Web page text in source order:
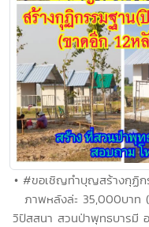
• #ขอเชิญทำบุญสร้างกุฏิก
ภาพหลังล่ะ 35,000บาท
วิปัสสนา สวนป่าพุทธบารมี